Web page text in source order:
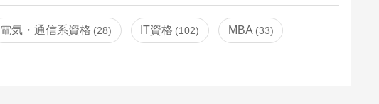
電気・通信系資格 28 IT資格 102 MBA 33